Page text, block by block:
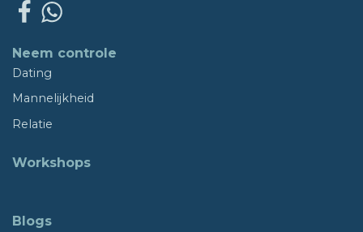
Neem controle
Dating
Mannelijkheid
Relatie
Workshops
Blogs